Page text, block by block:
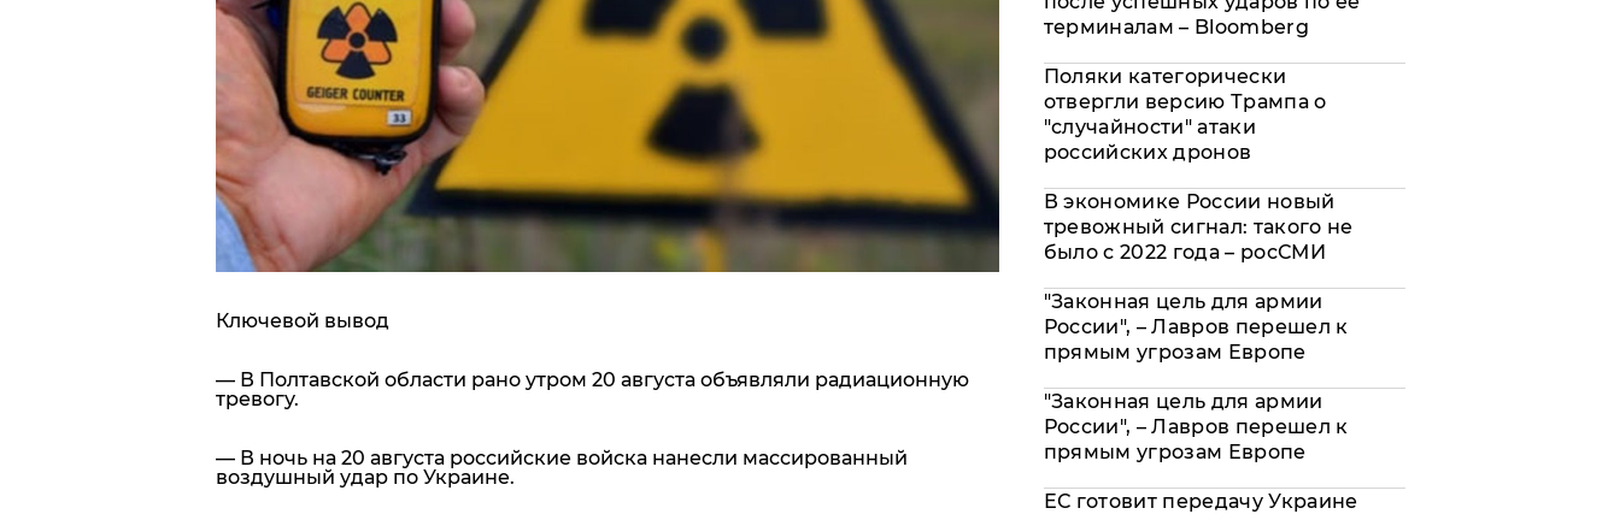
Ключевой вывод
— В Полтавской области рано утром 20 августа объявляли радиационную
тревогу.
— В ночь на 20 августа российские войска нанесли массированный
воздушный удар по Украине.
терминалам – Bloomberg
Поляки категорически
отвергли версию Трампа о
"случайности" атаки
российских дронов
В экономике России новый
тревожный сигнал: такого не
было с 2022 года – росСМИ
"Законная цель для армии
России", – Лавров перешел к
прямым угрозам Европе
"Законная цель для армии
России", – Лавров перешел к
прямым угрозам Европе
ЕС готовит передачу Украине